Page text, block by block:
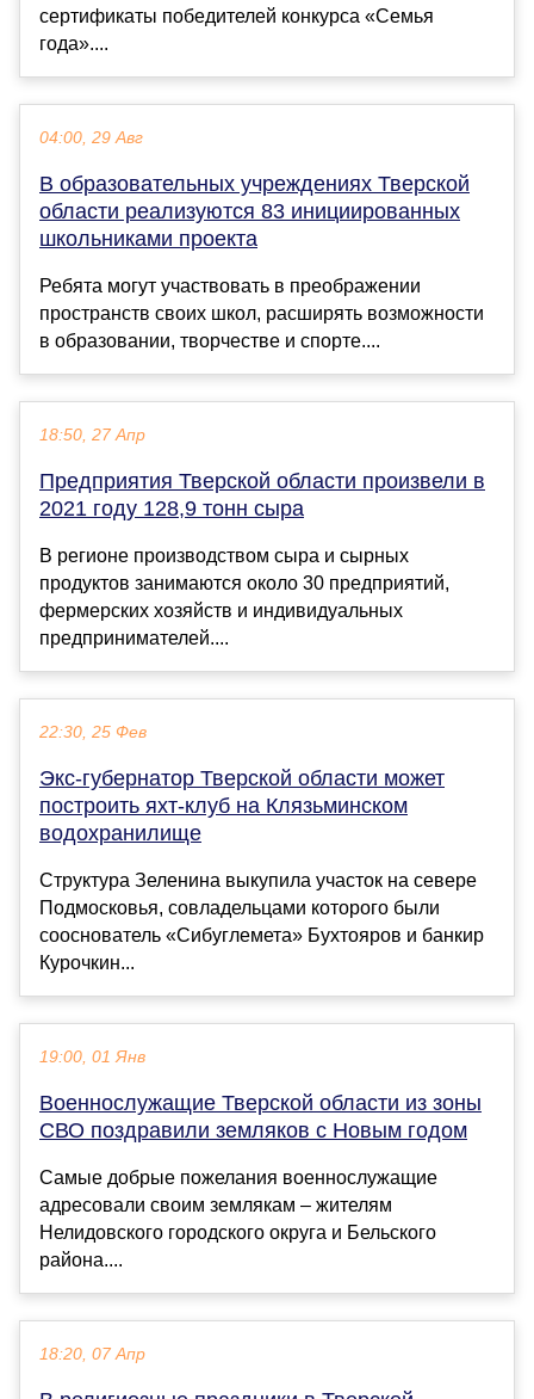
сертификаты победителей конкурса «Семья
года»....
04:00, 29 Авг
В образовательных учреждениях Тверской
области реализуются 83 инициированных
школьниками проекта
Ребята могут участвовать в преображении
пространств своих школ, расширять возможности
в образовании, творчестве и спорте....
18:50, 27 Апр
Предприятия Тверской области произвели в
2021 году 128,9 тонн сыра
В регионе производством сыра и сырных
продуктов занимаются около 30 предприятий,
фермерских хозяйств и индивидуальных
предпринимателей....
22:30, 25 Фев
Экс-губернатор Тверской области может
построить яхт-клуб на Клязьминском
водохранилище
Структура Зеленина выкупила участок на севере
Подмосковья, совладельцами которого были
сооснователь «Сибуглемета» Бухтояров и банкир
Курочкин...
19:00, 01 Янв
Военнослужащие Тверской области из зоны
СВО поздравили земляков с Новым годом
Самые добрые пожелания военнослужащие
адресовали своим землякам – жителям
Нелидовского городского округа и Бельского
района....
18:20, 07 Апр